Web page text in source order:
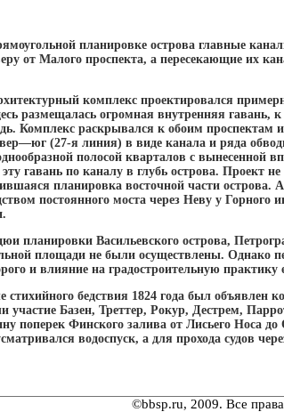
планировке острова главные
от Малого проспекта, а пересекающие их
комплекс проектировался
размещалась огромная внутренняя
Комплекс раскрывался к обоим проспектам
(27-я линия) в виде канала и ряда
полосой кварталов с вынесенной
эту гавань по каналу в глубь острова. Проект
планировка восточной части острова.
постоянного моста через Неву у Горного
планировки Васильевского острова,
площади не были осуществлены. Однако
и влияние на градостроительную практику
стихийного бедствия 1824 года был
участие Базен, Треттер, Рокур, Дестрем,
поперек Финского залива от Лисьего Носа
водоспуск, а для прохода судов
©bbsp.ru, 2009. Все